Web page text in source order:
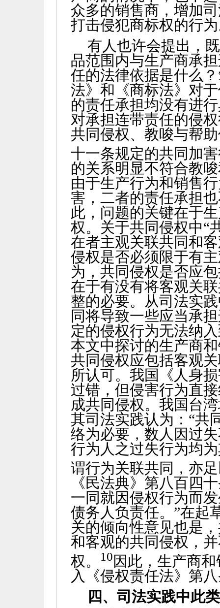
众多的销售商，增加
打击侵犯商标权的行
有人也许会提出，
品范围内与生产商承
任的法律依据是什么
法》和《商标法》对
的责任承担均没有进
对承担连带责任的侵
共同侵权、教唆与帮
十一条规定的共同加
的关系明显不符合教
由于生产行为和销售
害，二者的责任承担
此，问题的关键在于
权。关于共同侵权中“
在者主观关联共同和
侵权是否必须限于有
为，共同侵权是否应
在于有没有将客观关
整的必要。从司法实
同将导致一些应当承
定的侵权行为无法纳
本文中探讨的生产商
共同侵权应包括客观
所认可。我国《人身
过错，但侵害行为直
成共同侵权。我国台
其司法实践认为：“共
络为必要，数人因过
行为人之过失行为均
谓行为关联共同，亦
《民法典》第八百四
一同就因侵权行为而
债务人负责任。”在起
关的倾向性意见也是
和客观的共同侵权，
权。
10因此，生产商
入《侵权责任法》第
四、司法实践中此